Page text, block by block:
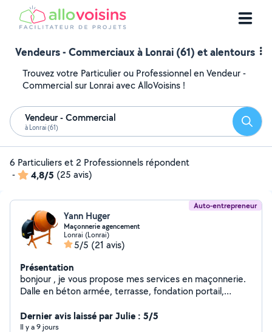
Vendeurs - Commerciaux à Lonrai (61) et alentours
Trouvez votre Particulier ou Professionnel en Vendeur -
Commercial sur Lonrai avec AlloVoisins !
Vendeur - Commercial
à Lonrai (61)
6 Particuliers et 2 Professionnels répondent
-
4,8/5 (25 avis)
Auto-entrepreneur
Yann Huger
Maçonnerie agencement
Lonrai (Lonrai)
5/5 (21 avis)
Présentation
bonjour , je vous propose mes services en maçonnerie.
Dalle en béton armée, terrasse, fondation portail,
meubles, ragréage.
Dernier avis laissé par Julie : 5/5
Il y a 9 jours